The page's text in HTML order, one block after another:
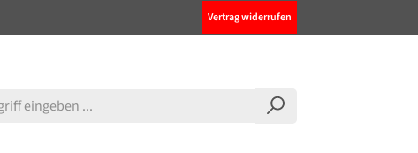
Vertrag widerrufen